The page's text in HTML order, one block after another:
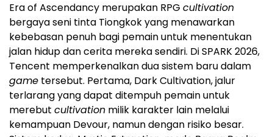
Era of Ascendancy merupakan RPG cultivation
bergaya seni tinta Tiongkok yang menawarkan
kebebasan penuh bagi pemain untuk menentukan
jalan hidup dan cerita mereka sendiri. Di SPARK 2026,
Tencent memperkenalkan dua sistem baru dalam
game tersebut. Pertama, Dark Cultivation, jalur
terlarang yang dapat ditempuh pemain untuk
merebut cultivation milik karakter lain melalui
kemampuan Devour, namun dengan risiko besar.